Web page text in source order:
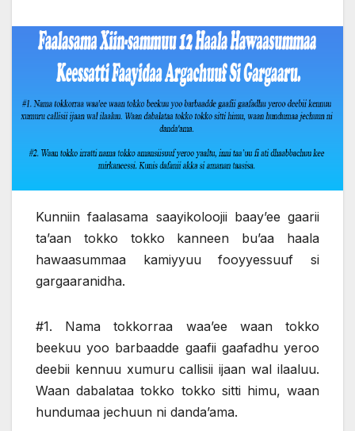
Kunniin faalasama saayikoloojii baay’ee gaarii
ta’aan tokko tokko kanneen bu’aa haala
hawaasummaa kamiyyuu fooyyessuuf si
gargaaranidha.
#1. Nama tokkorraa waa’ee waan tokko
beekuu yoo barbaadde gaafii gaafadhu yeroo
deebii kennuu xumuru callisii ijaan wal ilaaluu.
Waan dabalataa tokko tokko sitti himu, waan
hundumaa jechuun ni danda’ama.